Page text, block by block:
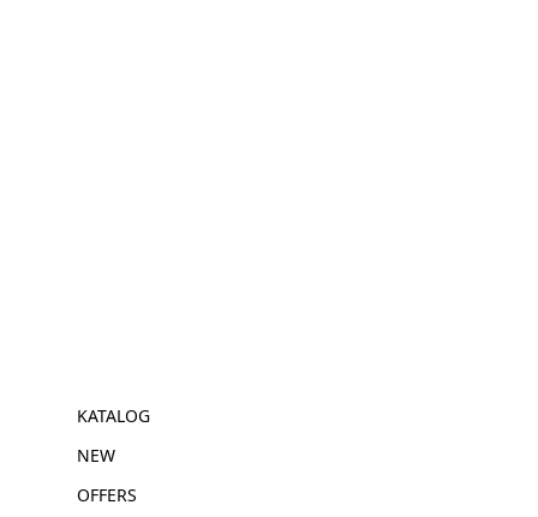
KATALOG
NEW
OFFERS